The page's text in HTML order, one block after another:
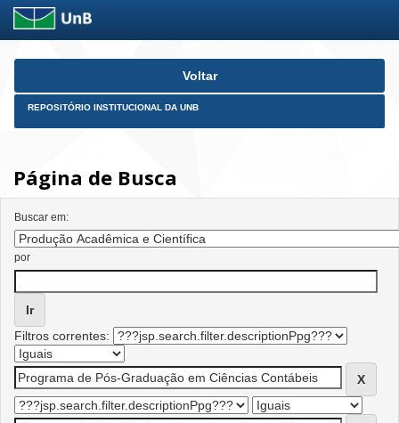
Skip
Voltar
REPOSITÓRIO INSTITUCIONAL DA UNB
Página de Busca
Buscar em:
por
Filtros correntes: